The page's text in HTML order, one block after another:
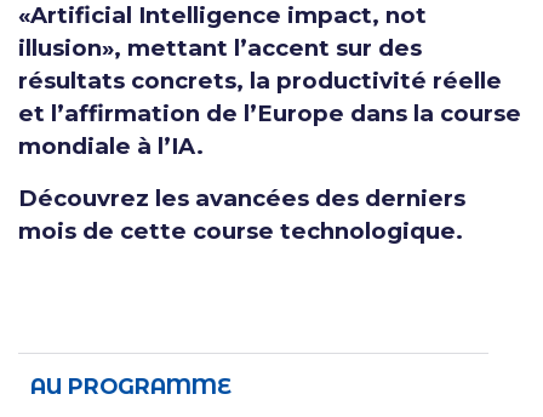
«Artificial Intelligence impact, not
illusion», mettant l’accent sur des
résultats concrets, la productivité réelle
et l’affirmation de l’Europe dans la course
mondiale à l’IA.
Découvrez les avancées des derniers
mois de cette course technologique.
AU PROGRAMME